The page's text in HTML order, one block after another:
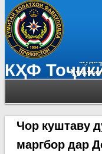
КҲФ
Чор куштаву
маргбор дар